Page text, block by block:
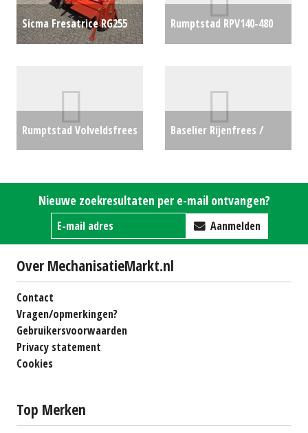
Sicma Fresatrice RG255
Rumptstad RPV140-480
#130235
€10500
Rumptstad Volveldsfrees
(WD) #24579
€0
Baselier Rijenfrees /
#690799
€0
Nieuwe zoekresultaten per e-mail ontvangen?
Aanmelden
Over MechanisatieMarkt.nl
Contact
Vragen/opmerkingen?
Gebruikersvoorwaarden
Privacy statement
Cookies
Top Merken